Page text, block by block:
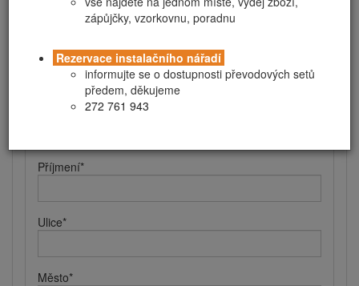
Registrace
Kontaktní a fakturační údaje
Jméno*
Příjmení*
Ulice*
Město*
zápůjčky, vzorkovnu, poradnu
Rezervace instalačního nářadí
informujte se o dostupnosti převodových setů
předem, děkujeme
272 761 943